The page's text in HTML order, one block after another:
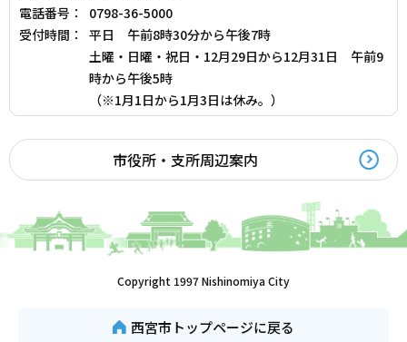
電話番号：
0798-36-5000
受付時間：
平日 午前8時30分から午後7時
土曜・日曜・祝日・12月29日から12月31日 午前9
時から午後5時
（※1月1日から1月3日は休み。）
市役所・支所周辺案内
Copyright 1997 Nishinomiya City
西宮市トップページに戻る